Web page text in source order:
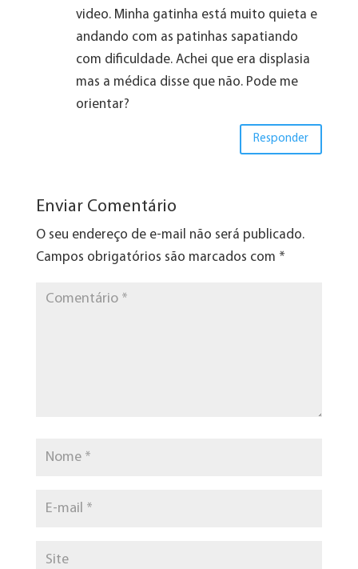
video. Minha gatinha está muito quieta e
andando com as patinhas sapatiando
com dificuldade. Achei que era displasia
mas a médica disse que não. Pode me
orientar?
Responder
Enviar Comentário
O seu endereço de e-mail não será publicado.
Campos obrigatórios são marcados com *